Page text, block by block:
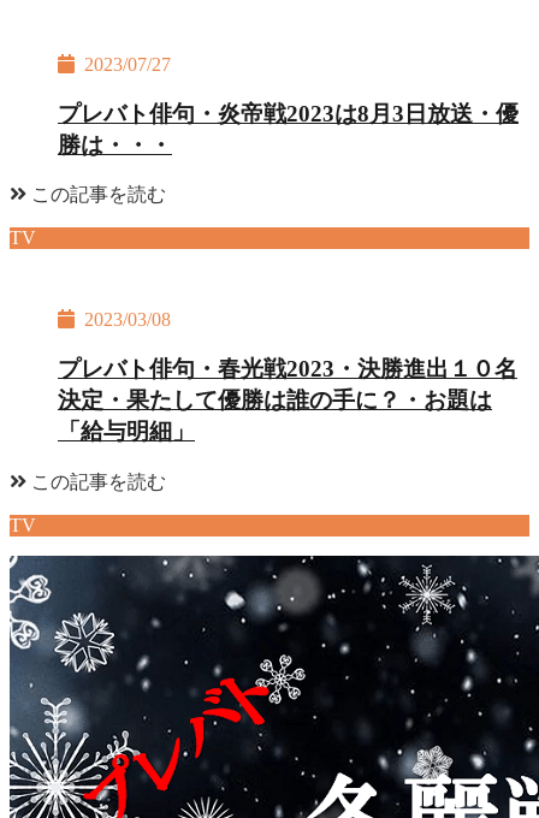
2023/07/27
プレバト俳句・炎帝戦2023は8月3日放送・優
勝は・・・
この記事を読む
TV
2023/03/08
プレバト俳句・春光戦2023・決勝進出１０名
決定・果たして優勝は誰の手に？・お題は
「給与明細」
この記事を読む
TV